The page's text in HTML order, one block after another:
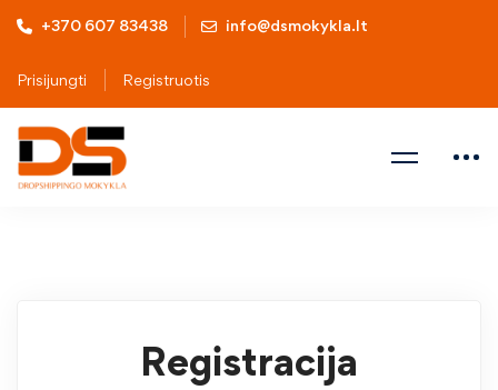
+370 607 83438 info@dsmokykla.lt
Prisijungti Registruotis
Registracija